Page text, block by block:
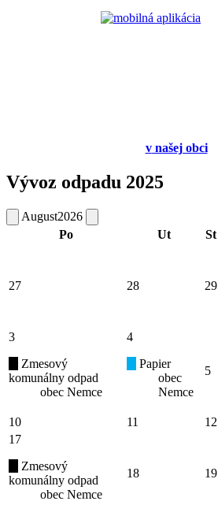
vnašej obci
Vývoz odpadu 2025
August2026
Po
Ut St
27 28 29
3
Zmesový
komunálny odpad
obec Nemce
4
Papier
obec
Nemce
5
10 11 12
17
Zmesový
komunálny odpad
obec Nemce
18 19